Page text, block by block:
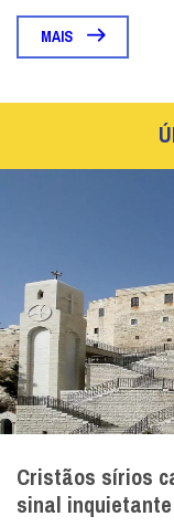
MAIS
Cristãos sírios
sinal